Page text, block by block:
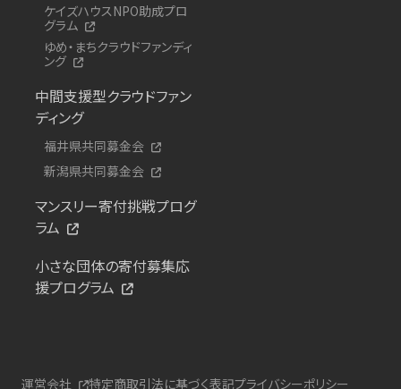
ケイズハウスNPO助成プロ
グラム
ゆめ・まちクラウドファンディ
ング
中間支援型クラウドファン
ディング
福井県共同募金会
新潟県共同募金会
マンスリー寄付挑戦プログ
ラム
小さな団体の寄付募集応
援プログラム
運営会社 特定商取引法に基づく表記プライバシーポリシー